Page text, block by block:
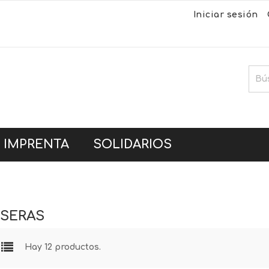
Iniciar sesión
IMPRENTA SOLIDARIOS
Hay 12 productos.